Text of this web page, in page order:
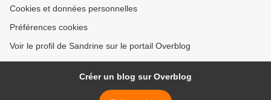
Cookies et données personnelles
Préférences cookies
Voir le profil de Sandrine sur le portail Overblog
Créer un blog sur Overblog